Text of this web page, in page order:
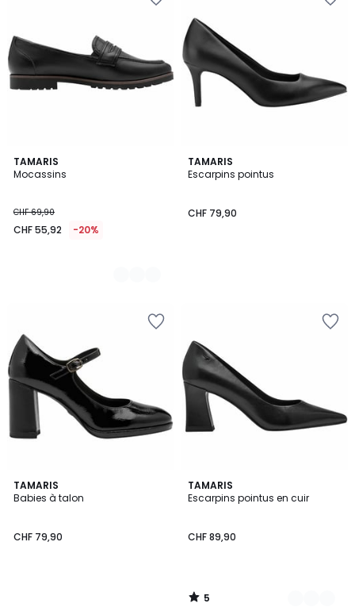
TAMARIS
Mocassins
CHF 69,90
CHF 55,92 -20%
2
Couleurs
TAMARIS
Escarpins pointus
CHF 79,90
TAMARIS
Babies à talon
CHF 79,90
TAMARIS
Escarpins pointus en cuir
CHF 89,90
5
/
2
Couleurs
5
/